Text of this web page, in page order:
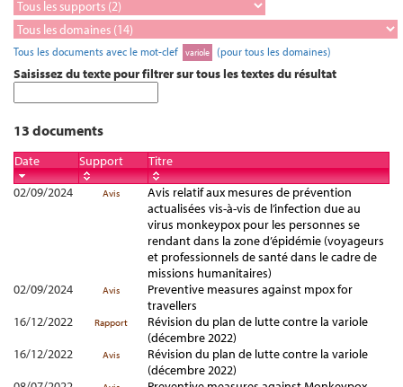
Tous les documents avec le mot-clef variole (pour tous les domaines)
Saisissez du texte pour filtrer sur tous les textes du résultat
13 documents
Date Support
Titre
02/09/2024
Avis
Avis relatif aux mesures de prévention
actualisées vis-à-vis de l’infection due au
virus monkeypox pour les personnes se
rendant dans la zone d’épidémie (voyageurs
et professionnels de santé dans le cadre de
missions humanitaires)
02/09/2024
Avis
Preventive measures against mpox for
travellers
16/12/2022
Rapport
Révision du plan de lutte contre la variole
(décembre 2022)
16/12/2022
Avis
Révision du plan de lutte contre la variole
(décembre 2022)